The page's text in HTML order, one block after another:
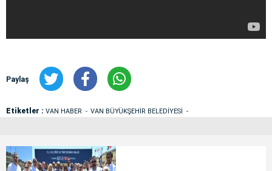
Paylaş
Etiketler : VAN HABER VAN BÜYÜKŞEHİR BELEDİYESİ